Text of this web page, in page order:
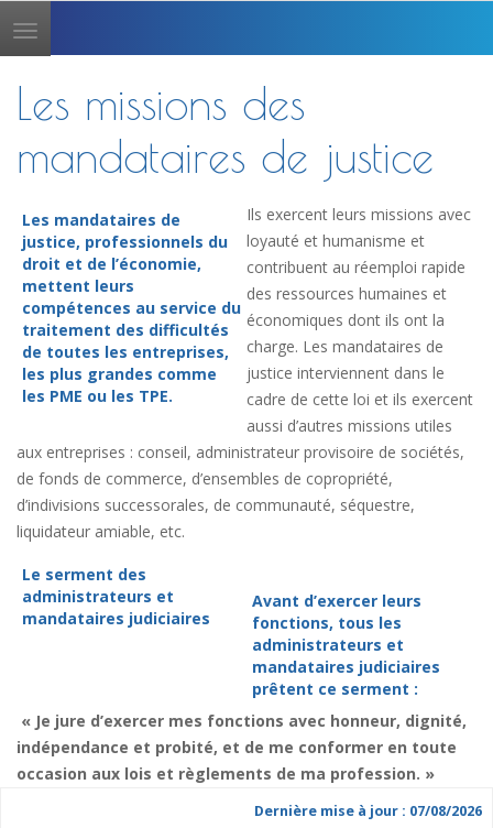
Toggle
navigation
Les missions des
mandataires de justice
Les mandataires de
justice, professionnels du
droit et de l’économie,
mettent leurs
compétences au service du
traitement des difficultés
de toutes les entreprises,
les plus grandes comme
les PME ou les TPE.
Ils exercent leurs missions avec
loyauté et humanisme et
contribuent au réemploi rapide
des ressources humaines et
économiques dont ils ont la
charge. Les mandataires de
justice interviennent dans le
cadre de cette loi et ils exercent
aussi d’autres missions utiles
aux entreprises : conseil, administrateur provisoire de sociétés,
de fonds de commerce, d’ensembles de copropriété,
d’indivisions successorales, de communauté, séquestre,
liquidateur amiable, etc.
Le serment des
administrateurs et
mandataires judiciaires
Avant d’exercer leurs
fonctions, tous les
administrateurs et
mandataires judiciaires
prêtent ce serment :
« Je jure d’exercer mes fonctions avec honneur, dignité,
indépendance et probité, et de me conformer en toute
occasion aux lois et règlements de ma profession. »
Dernière mise à jour : 07/08/2026